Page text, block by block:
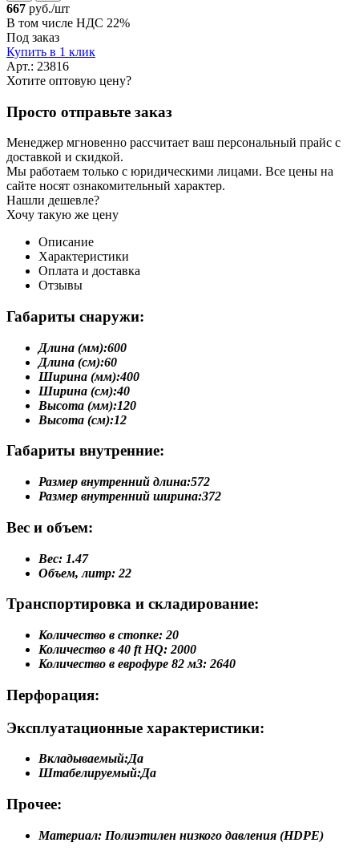
667 руб./шт
В том числе НДС 22%
Под заказ
Купить в 1 клик
Арт.: 23816
Хотите оптовую цену?
Просто отправьте заказ
Менеджер мгновенно рассчитает ваш персональный прайс с
доставкой и скидкой.
Мы работаем только с юридическими лицами. Все цены на
сайте носят ознакомительный характер.
Нашли дешевле?
Хочу такую же цену
Описание
Характеристики
Оплата и доставка
Отзывы
Габариты снаружи:
Длина (мм):600
Длина (см):60
Ширина (мм):400
Ширина (см):40
Высота (мм):120
Высота (см):12
Габариты внутренние:
Размер внутренний длина:572
Размер внутренний ширина:372
Вес и объем:
Вес: 1.47
Объем, литр: 22
Транспортировка и складирование:
Количество в стопке: 20
Количество в 40 ft HQ: 2000
Количество в еврофуре 82 м3: 2640
Перфорация:
Эксплуатационные характеристики:
Вкладываемый:Да
Штабелируемый:Да
Прочее:
Материал: Полиэтилен низкого давления (HDPE)